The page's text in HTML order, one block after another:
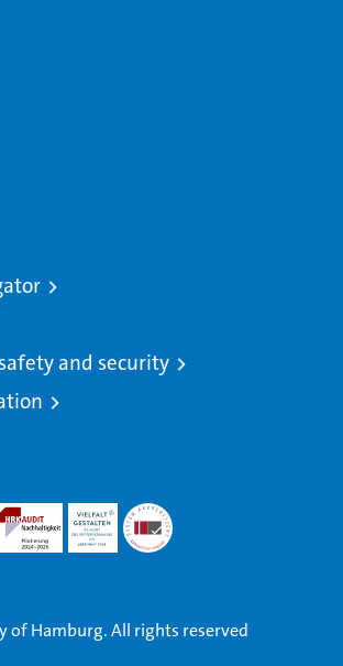
and security
of Hamburg. All rights reserved